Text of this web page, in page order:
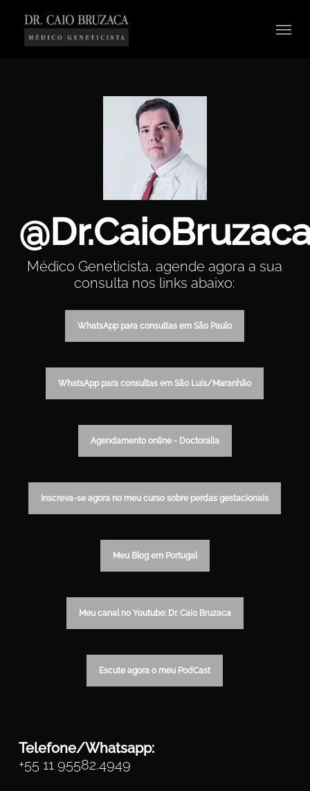
main
Médico Geneticista, agende agora a sua
consulta nos links abaixo:
WhatsApp para consultas em São Paulo
WhatsApp para consultas em São Luís/Maranhão
Agendamento online - Doctoralia
Inscreva-se agora no meu curso sobre perdas gestacionais
Meu Blog em Portugal
Meu canal no Youtube: Dr. Caio Bruzaca
Escute agora o meu PodCast
Telefone/Whatsapp:
+55 11 95582.4949